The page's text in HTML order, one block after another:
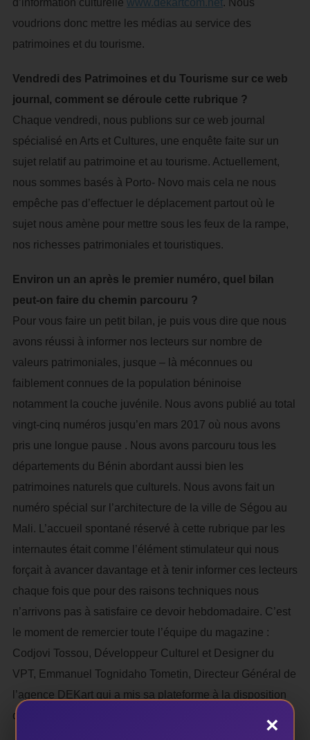
d’information culturelle www.dekartcom.net. Nous
voudrions donc mettre les médias au service des
patrimoines et du tourisme.
Vendredi des Patrimoines et du Tourisme sur ce web
journal, comment se déroule cette rubrique ?
Chaque vendredi, nous publions sur ce web journal
spécialisé en Arts et Cultures, une enquête faite sur un
sujet relatif au patrimoine et au tourisme. Actuellement,
nous sommes basés à Porto- Novo mais cela ne nous
empêche pas d’effectuer le déplacement partout où le
sujet nous amène pour mettre sous les feux de la rampe,
nos richesses patrimoniales et touristiques.
Environ un an après le premier numéro, quel bilan
peut-on faire du chemin parcouru ?
Pour vous faire un petit bilan, je puis vous dire que nous
avons réussi à informer nos lecteurs sur nombre de
valeurs patrimoniales, jusque – là méconnues ou
faiblement connues de la population béninoise
notamment la couche juvénile. Nous avons publié au total
vingt-cinq numéros jusqu’en mars 2017 où nous avons
pris une longue pause . Nous avons parcouru tous les
départements du Bénin abordant aussi bien les
patrimoines naturels que culturels. Nous avons fait un
numéro spécial sur l’architecture de la ville de Ségou au
Mali. L’accueil spontané réservé à cette rubrique par les
internautes était comme l’élément stimulateur qui nous
forçait à avancer davantage et à tenir informer ces lecteurs
chaque fois que pour des raisons techniques nous
n’arrivons pas à satisfaire ce devoir hebdomadaire. C’est
le moment de remercier toute l’équipe du magazine :
Codjovi Tossou, Développeur Culturel et Designer du
VPT, Emmanuel Tognidaho Tometin, Directeur Général de
l’agence DEKart qui a mis sa plateforme à la disposition
de l’initiative et qui en assure, de surcroît, le web suivi.×